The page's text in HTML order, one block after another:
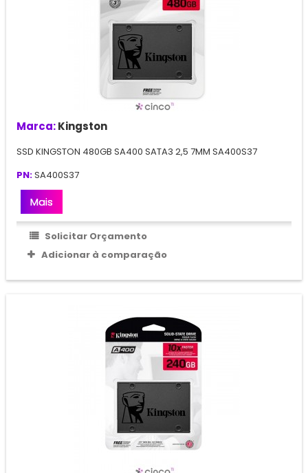
Marca:Kingston
SSD KINGSTON 480GB SA400 SATA3 2,5 7MM SA400S37
PN:SA400S37
Mais
Solicitar Orçamento
Adicionar à comparação